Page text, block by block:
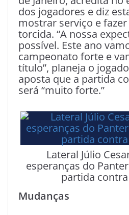
dos jogadores e diz
mostrar serviço e
torcida. “A nossa
possível. Este ano
campeonato forte e
título”, planeja o
aposta que a partida
será “muito forte.”
Lateral Júlio
esperanças do
partida
Mudanças